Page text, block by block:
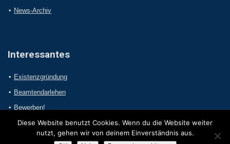
News-Archiv
Interessantes
Existenzgründung
Beamtendarlehen
Bewerben!
Diese Website benutzt Cookies. Wenn du die Website weiter
nutzt, gehen wir von deinem Einverständnis aus.